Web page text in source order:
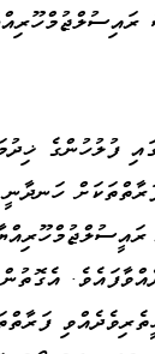
ފުލުހުންގެ